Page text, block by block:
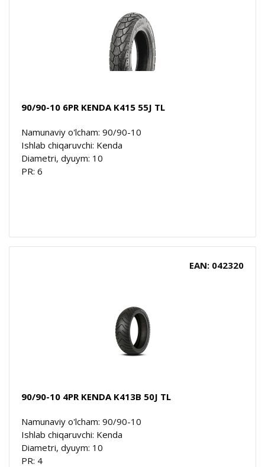
90/90-10 6PR KENDA K415 55J TL
Namunaviy o'lcham: 90/90-10
Ishlab chiqaruvchi: Kenda
Diametri, dyuym: 10
PR: 6
EAN: 042320
90/90-10 4PR KENDA K413B 50J TL
Namunaviy o'lcham: 90/90-10
Ishlab chiqaruvchi: Kenda
Diametri, dyuym: 10
PR: 4